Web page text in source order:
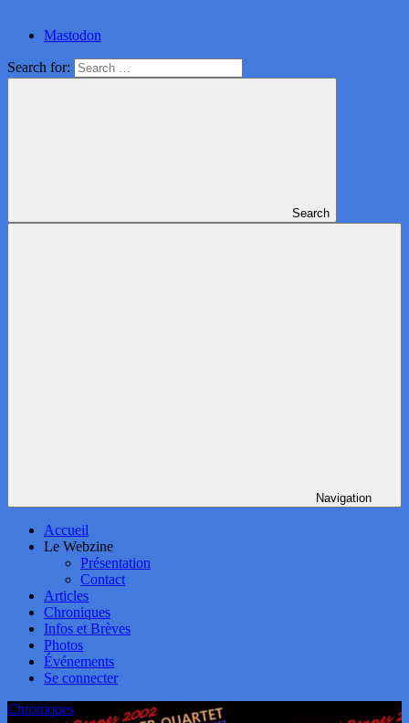
Mastodon
Search for:
Search
Navigation
Accueil
Le Webzine
Présentation
Contact
Articles
Chroniques
Infos et Brèves
Photos
Événements
Se connecter
Chroniques